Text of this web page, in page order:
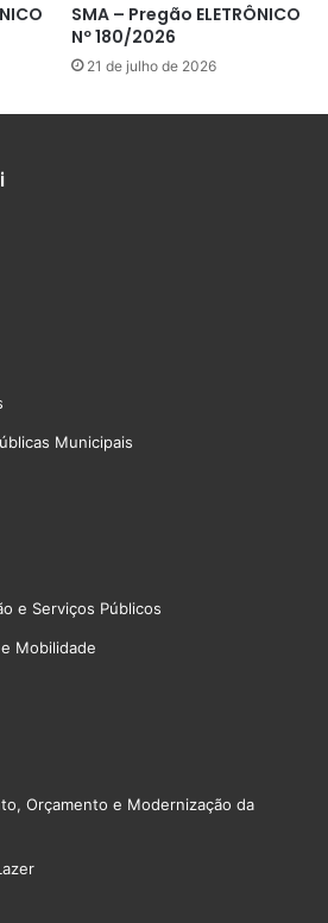
SMA – Pregão ELETRÔNICO
Nº 180/2026
21 de julho de 2026
Municipais
e Serviços Públicos
Mobilidade
Orçamento e Modernização da